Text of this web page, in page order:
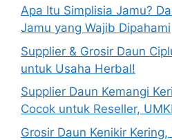
Apa Itu Simplisia Jamu?
Jamu yang Wajib Dipahami
Supplier & Grosir Daun
untuk Usaha Herbal!
Supplier Daun Kemangi
Cocok untuk Reseller,
Grosir Daun Kenikir